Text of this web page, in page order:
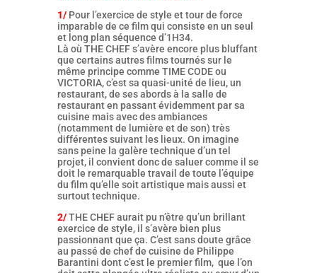
1/ Pour l’exercice de style et tour de force
imparable de ce film qui consiste en un seul
et long plan séquence d’1H34.
Là où THE CHEF s’avère encore plus bluffant
que certains autres films tournés sur le
même principe comme TIME CODE ou
VICTORIA, c’est sa quasi-unité de lieu, un
restaurant, de ses abords à la salle de
restaurant en passant évidemment par sa
cuisine mais avec des ambiances
(notamment de lumière et de son) très
différentes suivant les lieux. On imagine
sans peine la galère technique d’un tel
projet, il convient donc de saluer comme il se
doit le remarquable travail de toute l’équipe
du film qu’elle soit artistique mais aussi et
surtout technique.
2/ THE CHEF aurait pu n’être qu’un brillant
exercice de style, il s’avère bien plus
passionnant que ça. C’est sans doute grâce
au passé de chef de cuisine de Philippe
Barantini dont c’est le premier film, que l’on